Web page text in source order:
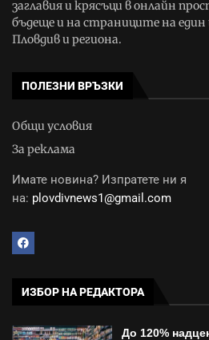
заглавия и крясъци в онлайн
бъдеще и на страниците на
Пловдив и региона.
ПОЛЕЗНИ ВРЪЗКИ
Общи условия
За реклама
Имате новина? Изпратете ни я
на: plovdivnews1@gmail.com
ИЗБОР НА РЕДАКТОРА
До 120%